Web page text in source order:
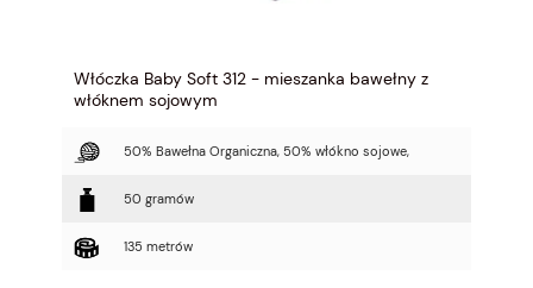
Włóczka Baby Soft 312 - mieszanka bawełny z
włóknem sojowym
50% Bawełna Organiczna, 50% włókno sojowe,
50 gramów
135 metrów